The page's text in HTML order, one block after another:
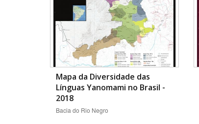
Mapa da Diversidade das
Línguas Yanomami no Brasil -
2018
Bacia do Rio Negro